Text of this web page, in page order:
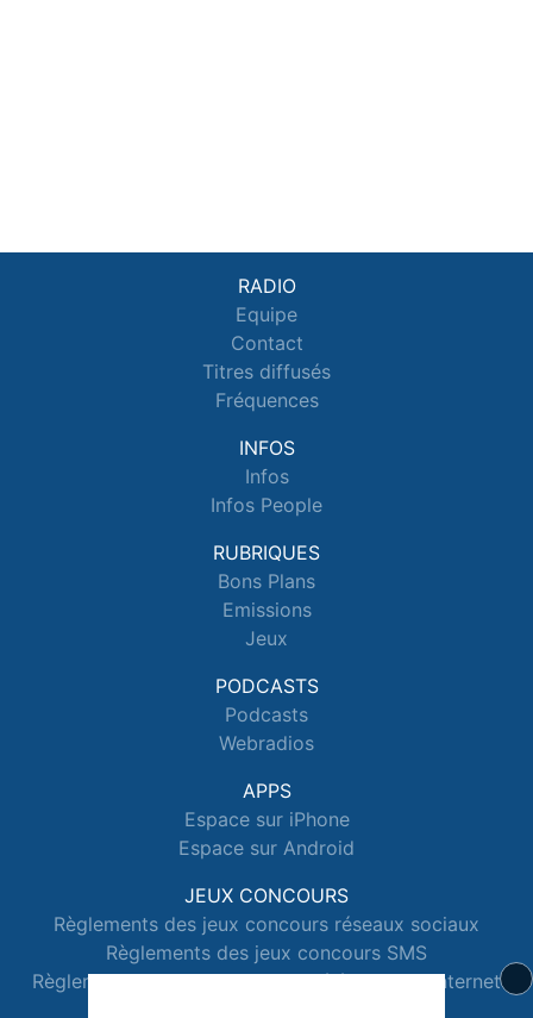
RADIO
Equipe
Contact
Titres diffusés
Fréquences
INFOS
Infos
Infos People
RUBRIQUES
Bons Plans
Emissions
Jeux
PODCASTS
Podcasts
Webradios
APPS
Espace sur iPhone
Espace sur Android
JEUX CONCOURS
Règlements des jeux concours réseaux sociaux
Règlements des jeux concours SMS
Règlements des jeux concours téléphone et internet